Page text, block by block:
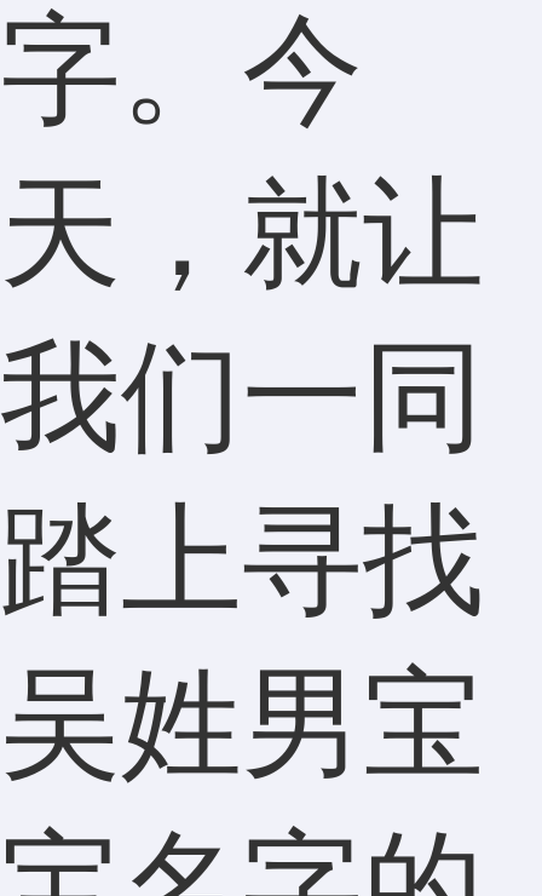
字。今
天，就让
我们一同
踏上寻找
吴姓男宝